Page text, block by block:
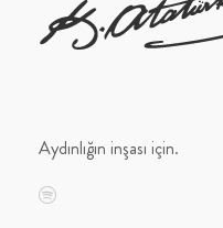
Aydınlığın inşası için.